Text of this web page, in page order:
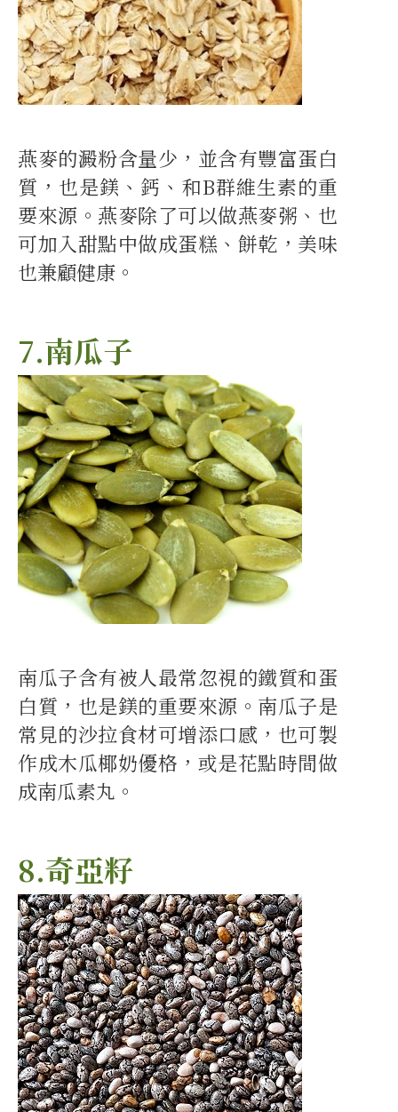
燕麥的澱粉含量少，並含有豐富蛋白
質，也是鎂、鈣、和B群維生素的重
要來源。燕麥除了可以做燕麥粥、也
可加入甜點中做成蛋糕、餅乾，美味
也兼顧健康。
7.南瓜子
南瓜子含有被人最常忽視的鐵質和蛋
白質，也是鎂的重要來源。南瓜子是
常見的沙拉食材可增添口感，也可製
作成木瓜椰奶優格，或是花點時間做
成南瓜素丸。
8.奇亞籽